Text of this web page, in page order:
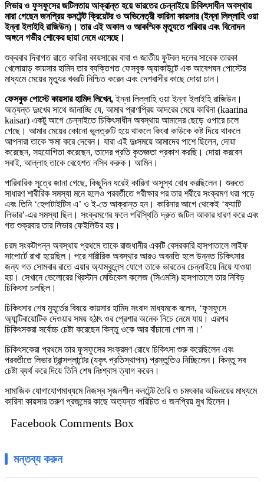
লিভার ও ফুসফুসের জটিলতায় আক্রান্ত হয়ে ভারতের চেন্নাইয়ে চিকিৎসাধীন অবস্থায়
মারা গেছেন জনপ্রিয় কনটেন্ট ক্রিয়েটর ও অভিনেত্রী কারিনা কায়সার (ইন্না লিল্লাহি ওয়া
ইন্না ইলাইহি রাজিউন)। তার এই অকাল ও আকস্মিক মৃত্যুতে পরিবার এবং বিনোদন
অঙ্গনে গভীর শোকের ছায়া নেমে এসেছে।
শুক্রবার দিবাগত রাতে কারিনা কায়সারের বাবা ও জাতীয় ফুটবল দলের সাবেক তারকা
খেলোয়াড় কায়সার হামিদ তার ব্যক্তিগত ফেসবুক অ্যাকাউন্টে এক আবেগঘন পোস্টের
মাধ্যমে মেয়ের মৃত্যুর খবরটি নিশ্চিত করেন এবং দেশবাসীর কাছে দোয়া চান।
ফেসবুক পোস্টে কায়সার হামিদ লিখেন,ইন্না লিল্লাহি ওয়া ইন্না ইলাইহি রাজিউন।
অত্যন্ত দুঃখের সাথে জানাচ্ছি যে, আমার প্রাণপ্রিয় আদরের মেয়ে কারিনা (kaarina
kaisar) একটু আগে চেন্নাইতে চিকিৎসাধীন অবস্থায় আমাদের ছেড়ে ওপারে চলে
গেছে। আমার মেয়ের কোনো ভুলত্রুটি হয়ে থাকলে কিংবা কাউকে কষ্ট দিয়ে থাকলে
আপনারা তাকে ক্ষমা করে দেবেন। যারা এই দুঃসময়ে আমাদের পাশে ছিলেন, দোয়া
করেছেন, সহযোগিতা করেছেন, তাদের প্রতি কৃতজ্ঞতা প্রকাশ করছি। দোয়া করবেন
সবাই, আল্লাহ তাকে বেহেশত নসিব করুক। আমিন।
পারিবারিক সূত্রে জানা গেছে, কিছুদিন ধরেই কারিনা অসুস্থ বোধ করছিলেন। শুরুতে
সাধারণ শারীরিক সমস্যা মনে হলেও পরবর্তীতে পরীক্ষার পর তার শরীরে সংক্রমণ ধরা পড়ে
এবং তিনি ‘হেপাটাইটিস এ’ ও ই-তে আক্রান্ত হন। কারিনার আগে থেকেই ‘ফ্যাটি
লিভার’-এর সমস্যা ছিল। সংক্রমণের ফলে পরিস্থিতি দ্রুত জটিল আকার ধারণ করে এবং
গত শুক্রবার তার লিভার ফেইলিউর হয়।
চরম সংকটাপন্ন অবস্থায় প্রথমে তাকে রাজধানীর একটি বেসরকারি হাসপাতালে লাইফ
সাপোর্টে রাখা হয়েছিল। পরে শারীরিক অবস্থার আরও অবনতি হলে উন্নত চিকিৎসার
জন্য গত সোমবার রাতে এয়ার অ্যাম্বুলেন্স যোগে তাকে ভারতের চেন্নাইয়ে নিয়ে যাওয়া
হয়। সেখানে ভেলোরের খ্রিস্টান মেডিকেল কলেজ (সিএমসি) হাসপাতালে তার নিবিড়
চিকিৎসা চলছিল।
চিকিৎসার শেষ মুহূর্তের বিষয়ে কায়সার হামিদ সংবাদ মাধ্যমকে বলেন, ‘ফুসফুসে
অ্যান্টিবায়োটিক দেওয়ার সময় হঠাৎ ওর প্রেশার অনেক নিচে নেমে যায়। এরপর
চিকিৎসকরা সর্বোচ্চ চেষ্টা করেছেন কিন্তু ওকে আর বাঁচানো গেল না।’
চিকিৎসকেরা প্রথমে তার ফুসফুসের সংক্রমণ রোধে চিকিৎসা শুরু করেছিলেন এবং
পরবর্তীতে লিভার ট্রান্সপ্লান্টের (যকৃৎ প্রতিস্থাপন) প্রস্তুতিও নিচ্ছিলেন। কিন্তু সব
চেষ্টা ব্যর্থ করে দিয়ে তিনি শেষ নিঃশ্বাস ত্যাগ করেন।
সামাজিক যোগাযোগমাধ্যমে নিজস্ব সৃজনশীল কনটেন্ট তৈরি ও চমৎকার অভিনয়ের মাধ্যমে
কারিনা কায়সার তরুণ প্রজন্মের কাছে অত্যন্ত পরিচিত ও জনপ্রিয় মুখ ছিলেন।
Facebook Comments Box
মন্তব্য করুন